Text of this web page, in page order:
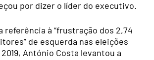
por dizer o líder do executivo.
referência à “frustração dos 2,74
de esquerda nas eleições
António Costa levantou a